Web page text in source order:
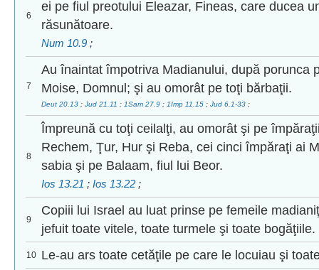
6
ei pe fiul preotului Eleazar, Fineas, care ducea
răsunătoare.
Num 10.9 ;
7
Au înaintat împotriva Madianului, după porunca
Moise, Domnul; şi au omorât pe toţi bărbaţii.
Deut 20.13 ; Jud 21.11 ; 1Sam 27.9 ; 1Imp 11.15 ; Jud 6.1-33 ;
8
Împreună cu toţi ceilalţi, au omorât şi pe
Rechem, Ţur, Hur şi Reba, cei cinci împăraţi ai
sabia şi pe Balaam, fiul lui Beor.
Ios 13.21 ; Ios 13.22 ;
9
Copiii lui Israel au luat prinse pe femeile
jefuit toate vitele, toate turmele şi toate bogăţiile.
10 Le-au ars toate cetăţile pe care le locuiau şi